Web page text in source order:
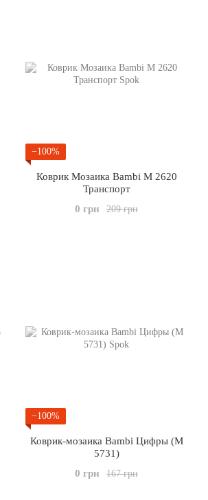
−100%
Коврик Мозаика Bambi M 2620
Транспорт
209 грн
0 грн
−100%
Коврик-мозаика Bambi Цифры (M
5731)
167 грн
0 грн